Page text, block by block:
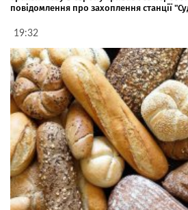
повідомлення про захоплення станції
19:32